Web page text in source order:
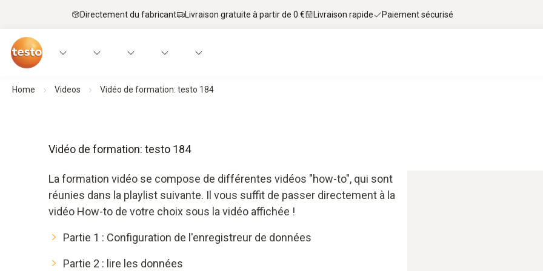
Directement du fabricant Livraison gratuite à partir de 0 € Livraison rapide Paiement sécurisé
Home Videos Vidéo de formation: testo 184
Vidéo de formation: testo 184
La formation vidéo se compose de différentes vidéos "how-to", qui sont
réunies dans la playlist suivante. Il vous suffit de passer directement à la
vidéo How-to de votre choix sous la vidéo affichée !
Partie 1 : Configuration de l'enregistreur de données
Partie 2 : lire les données